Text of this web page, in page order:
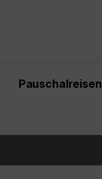
Pauschalreisen